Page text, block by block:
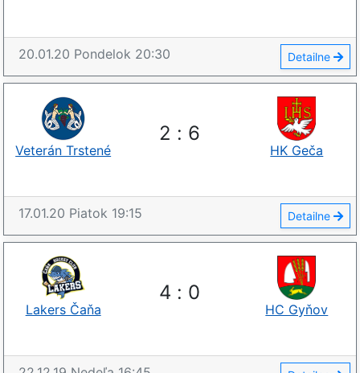
20.01.20 Pondelok 20:30 Detailne
2 : 6
Veterán Trstené HK Geča
17.01.20 Piatok 19:15 Detailne
4 : 0
Lakers Čaňa HC Gyňov